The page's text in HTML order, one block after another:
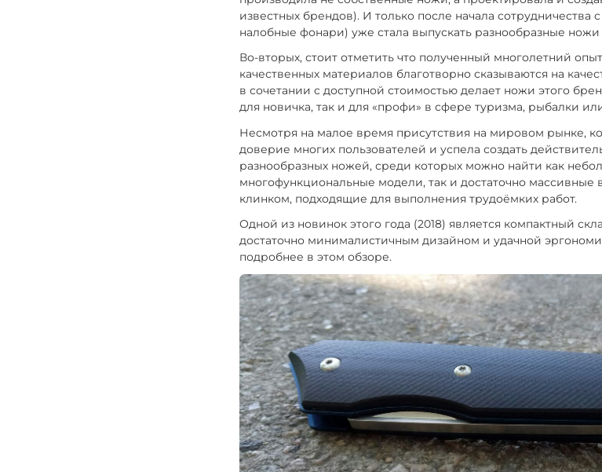
известных брендов). И только после начала сотрудничества
налобные фонари) уже стала выпускать разнообразные
Во-вторых, стоит отметить что полученный многолетний
качественных материалов благотворно сказываются на
в сочетании с доступной стоимостью делает ножи этого
для новичка, так и для «профи» в сфере туризма, рыбалки
Несмотря на малое время присутствия на мировом рынке,
доверие многих пользователей и успела создать
разнообразных ножей, среди которых можно найти как
многофункциональные модели, так и достаточно
клинком, подходящие для выполнения трудоёмких работ.
Одной из новинок этого года (2018) является компактный
достаточно минималистичным дизайном и удачной
подробнее в этом обзоре.